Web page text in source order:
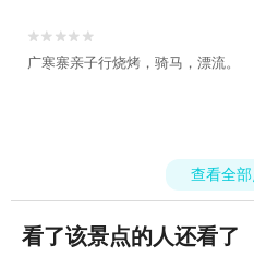


广寒寨亲子行烧烤，骑马，漂流。